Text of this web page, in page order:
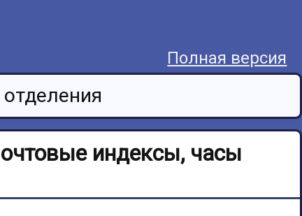
Полная версия
отделения
индексы, часы